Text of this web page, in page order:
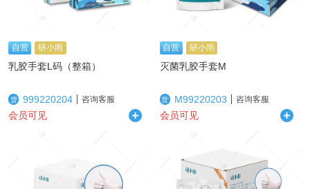
自营 研小雨
乳胶手套L码（整箱）
货 999220204 咨询客服
会员可见
自营 研小雨
灭菌乳胶手套M
货 M99220203 咨询客服
会员可见